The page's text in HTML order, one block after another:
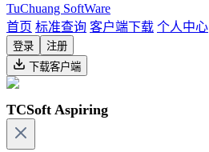
TuChuang SoftWare
首页 标准查询 客户端下载 个人中心
登录
注册
下载客户端
TCSoft Aspiring